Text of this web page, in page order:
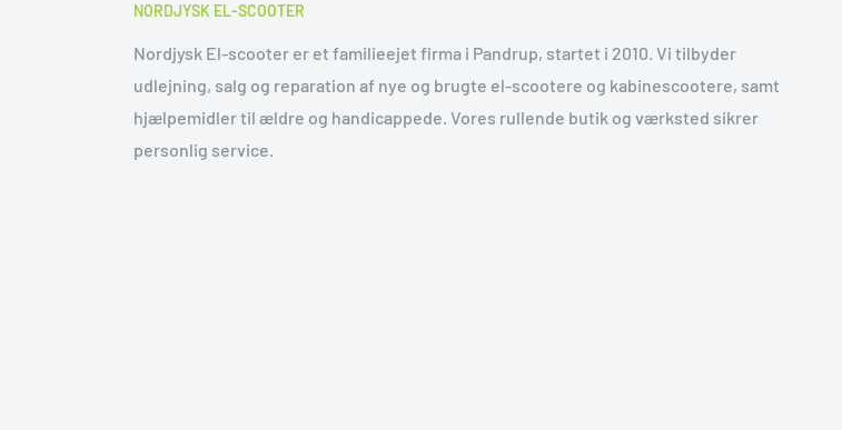
NORDJYSK EL-SCOOTER
Nordjysk El-scooter er et familieejet firma i Pandrup, startet i 2010. Vi tilbyder
udlejning, salg og reparation af nye og brugte el-scootere og kabinescootere, samt
hjælpemidler til ældre og handicappede. Vores rullende butik og værksted sikrer
personlig service.